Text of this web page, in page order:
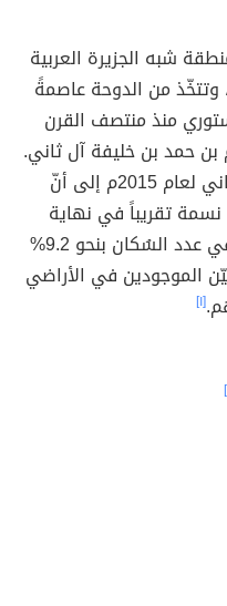
شبه الجزيرة العربية
وتتخّذ من الدوحة عاصمةً
منذ منتصف القرن
بن حمد بن خليفة آل ثاني.
كما تشير إحصائيات التعداد السُكاني لعام 2015م إلى أنّ
قد بلغ 2.4 مليون نسمة تقريباً في نهاية
شهر مايو، وتُقدّر نسبة الارتفاع في عدد السُكان بنحو 9.2%
الموجودين في الأراضي
[١]